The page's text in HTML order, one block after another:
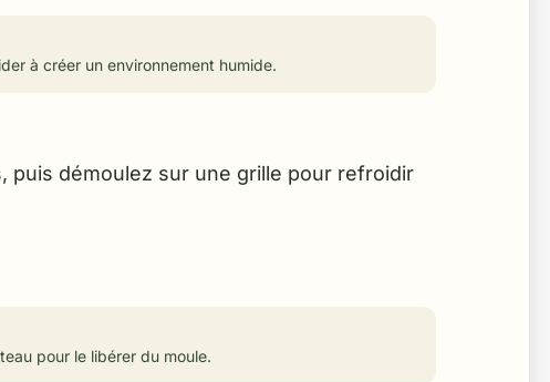
à créer un environnement humide.
puis démoulez sur une grille pour refroidir
pour le libérer du moule.